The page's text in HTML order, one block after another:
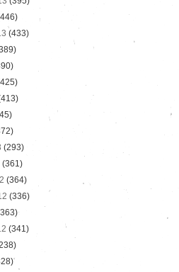
(433)
(293)
(361)
(364)
(336)
(341)